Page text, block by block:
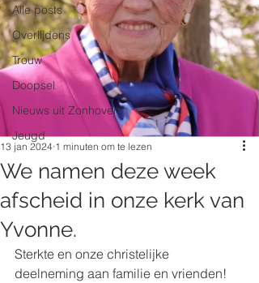
Alle posts
Overlijdens
Trouw
Doopsel
Nieuws uit Zonhoven
Jeugd
We namen deze week
afscheid in onze kerk van
Yvonne.
13 jan 2024 1 minuten om te lezen
Sterkte en onze christelijke
deelneming aan familie en vrienden!